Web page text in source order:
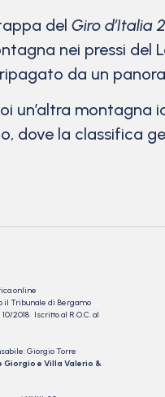
del Giro d’Italia
nei pressi del
da un
un’altra montagna
dove la classifica
online
il Tribunale di Bergamo
2018 Iscritto al R.O.C. al
Giorgio Torre
Giorgio e Villa Valerio &